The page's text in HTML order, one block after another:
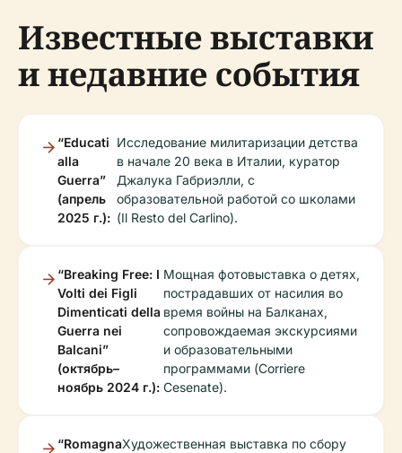
Известные выставки
и недавние события
“Educati
alla
Guerra”
(апрель
2025 г.):
Исследование милитаризации детства
в начале 20 века в Италии, куратор
Джалука Габриэлли, с
образовательной работой со школами
(Il Resto del Carlino).
“Breaking Free: I
Volti dei Figli
Dimenticati della
Guerra nei
Balcani”
(октябрь–
ноябрь 2024 г.):
Мощная фотовыставка о детях,
пострадавших от насилия во
время войны на Балканах,
сопровождаемая экскурсиями
и образовательными
программами (Corriere
Cesenate).
“RomagnaХудожественная выставка по сбору